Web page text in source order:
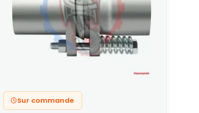
Sur commande